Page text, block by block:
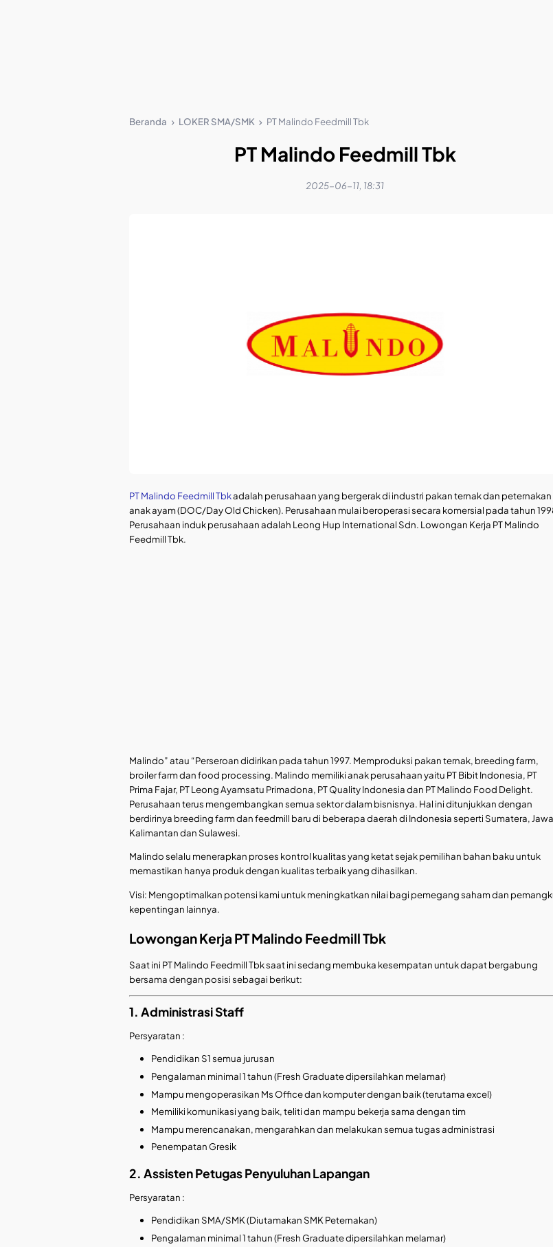
Beranda LOKER SMA/SMK PT Malindo Feedmill Tbk
PT Malindo Feedmill Tbk
2025-06-11, 18:31
PT Malindo Feedmill Tbkadalah perusahaan yang bergerak di industri pakan ternak dan peternakan
anak ayam (DOC/Day Old Chicken). Perusahaan mulai beroperasi secara komersial pada tahun
Perusahaan induk perusahaan adalah Leong Hup International Sdn. Lowongan Kerja PT Malindo
Feedmill Tbk.
Malindo” atau “Perseroan didirikan pada tahun 1997. Memproduksi pakan ternak, breeding farm,
broiler farm dan food processing. Malindo memiliki anak perusahaan yaitu PT Bibit Indonesia, PT
Prima Fajar, PT Leong Ayamsatu Primadona, PT Quality Indonesia dan PT Malindo Food Delight.
Perusahaan terus mengembangkan semua sektor dalam bisnisnya. Hal ini ditunjukkan dengan
berdirinya breeding farm dan feedmill baru di beberapa daerah di Indonesia seperti Sumatera,
Kalimantan dan Sulawesi.
Malindo selalu menerapkan proses kontrol kualitas yang ketat sejak pemilihan bahan baku untuk
memastikan hanya produk dengan kualitas terbaik yang dihasilkan.
Visi: Mengoptimalkan potensi kami untuk meningkatkan nilai bagi pemegang saham dan
kepentingan lainnya.
Lowongan Kerja PT Malindo Feedmill Tbk
Saat ini PT Malindo Feedmill Tbk saat ini sedang membuka kesempatan untuk dapat bergabung
bersama dengan posisi sebagai berikut:
1. Administrasi Staff
Persyaratan :
Pendidikan S1 semua jurusan
Pengalaman minimal 1 tahun (Fresh Graduate dipersilahkan melamar)
Mampu mengoperasikan Ms Office dan komputer dengan baik (terutama excel)
Memiliki komunikasi yang baik, teliti dan mampu bekerja sama dengan tim
Mampu merencanakan, mengarahkan dan melakukan semua tugas administrasi
Penempatan Gresik
2. Assisten Petugas Penyuluhan Lapangan
Persyaratan :
Pendidikan SMA/SMK (Diutamakan SMK Peternakan)
Pengalaman minimal 1 tahun (Fresh Graduate dipersilahkan melamar)